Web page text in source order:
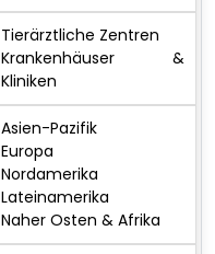
Tierärztliche Zentren
Krankenhäuser &
Kliniken
Asien-Pazifik
Europa
Nordamerika
Lateinamerika
Naher Osten & Afrika